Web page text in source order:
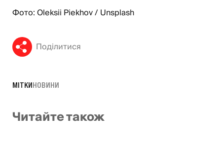
Фото: Oleksii Piekhov / Unsplash
Поділитися
МІТКИНОВИНИ
Читайте також